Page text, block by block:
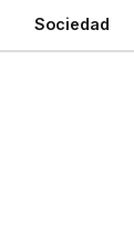
Sociedad